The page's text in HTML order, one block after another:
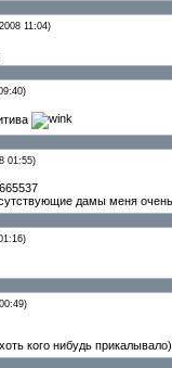
11:04)
01:55)
дамы меня
кого нибудь